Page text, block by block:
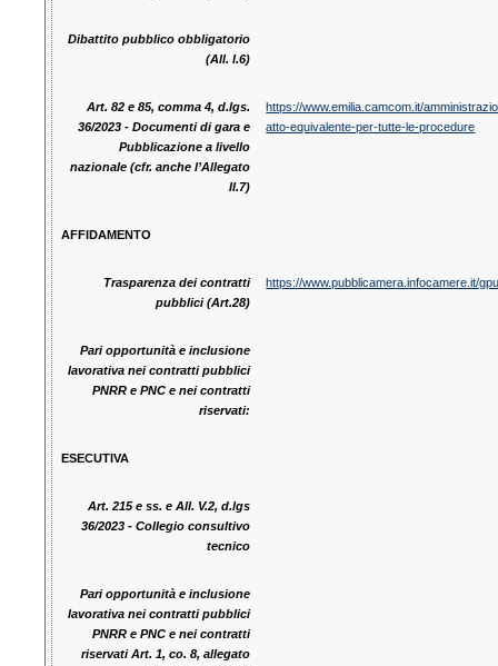
Dibattito pubblico obbligatorio
(All. I.6)
Art. 82 e 85, comma 4, d.lgs.
36/2023 - Documenti di gara e
Pubblicazione a livello
nazionale (cfr. anche l’Allegato
II.7)
https://www.emilia.camcom.it/
atto-equivalente-per-tutte-le-procedure
AFFIDAMENTO
Trasparenza dei contratti
pubblici (Art.28)
https://www.pubblicamera.infocamere.it/
Pari opportunità e inclusione
lavorativa nei contratti pubblici
PNRR e PNC e nei contratti
riservati:
ESECUTIVA
Art. 215 e ss. e All. V.2, d.lgs
36/2023 - Collegio consultivo
tecnico
Pari opportunità e inclusione
lavorativa nei contratti pubblici
PNRR e PNC e nei contratti
riservati Art. 1, co. 8, allegato